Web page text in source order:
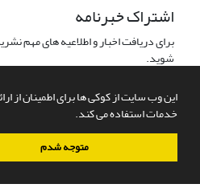
این وب سایت از کوکی ها برای اطمینان از
خدمات استفاده می کند.
متوجه شدم
اشتراک خبرنامه
برای دریافت اخبار و اطلاعیه های مهم
شوید.
سامانه مدیریت نشریات علمی.طراحی و